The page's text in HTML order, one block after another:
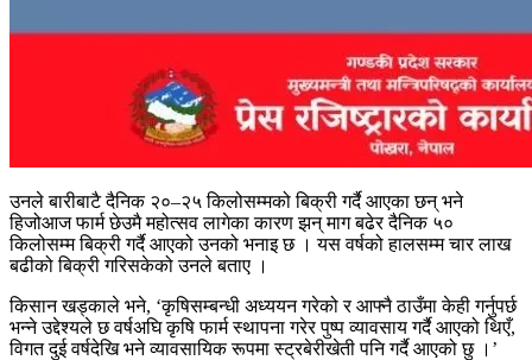
उनले बारीबाटै दैनिक २०–२५ किलोसम्मको बिक्री गर्दै आएका छन् भने
हिजोआज फार्म छेउमै महोत्सव लागेका कारण झन् माग बढेर दैनिक ५०
किलोसम्म बिक्री गर्दै आएको उनको भनाइ छ । यस वर्षको हालसम्म चार लाख
बढीको बिक्री गरिसकेको उनले बताए ।
किसान खड्काले भने, ‘कृषिसम्बन्धी अध्ययन गरेको र आफ्नै ठाउँमा केही गर्नुपर्छ
भन्ने उद्देश्यले छ वर्षअघि कृषि फार्म स्थापना गरेर पुष्प व्यावसाय गर्दै आएको थिएँ,
विगत दुई वर्षदेखि भने व्यावसायिक रूपमा स्ट्रबेरीखेती पनि गर्दै आएको छु ।’